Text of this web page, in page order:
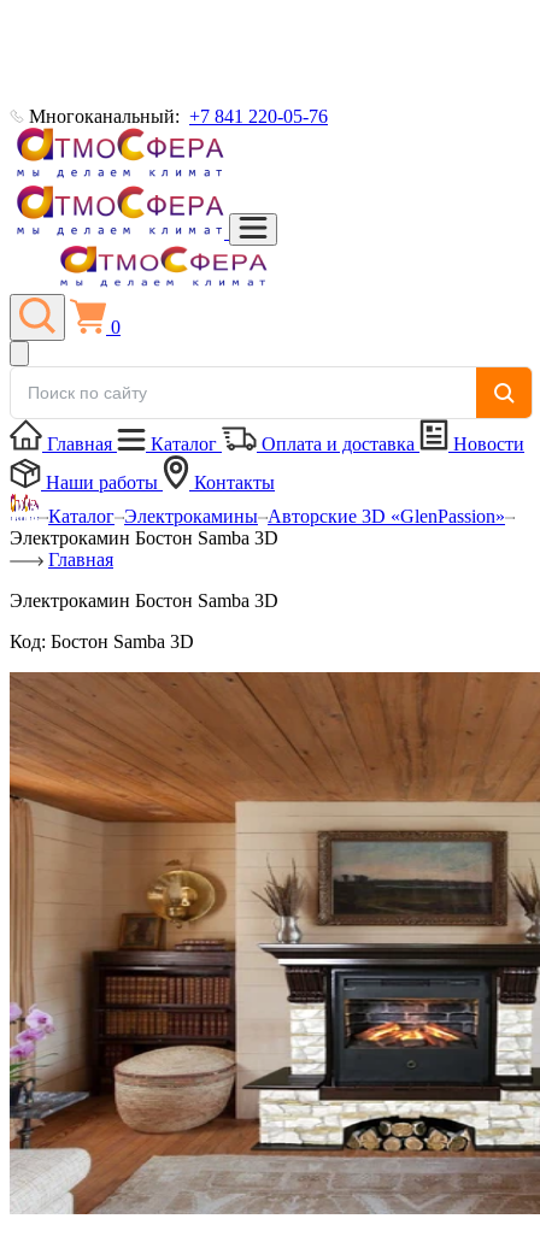
Многоканальный: +7 841 220-05-76
0
Главная Каталог Оплата и доставка
Новости
Наши работы
Контакты
Каталог Электрокамины Авторские 3D «GlenPassion»
Электрокамин Бостон Samba 3D
Главная
Электрокамин Бостон Samba 3D
Код: Бостон Samba 3D